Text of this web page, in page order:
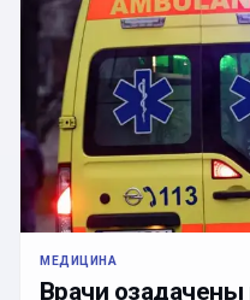
МЕДИЦИНА
Врачи озадачены